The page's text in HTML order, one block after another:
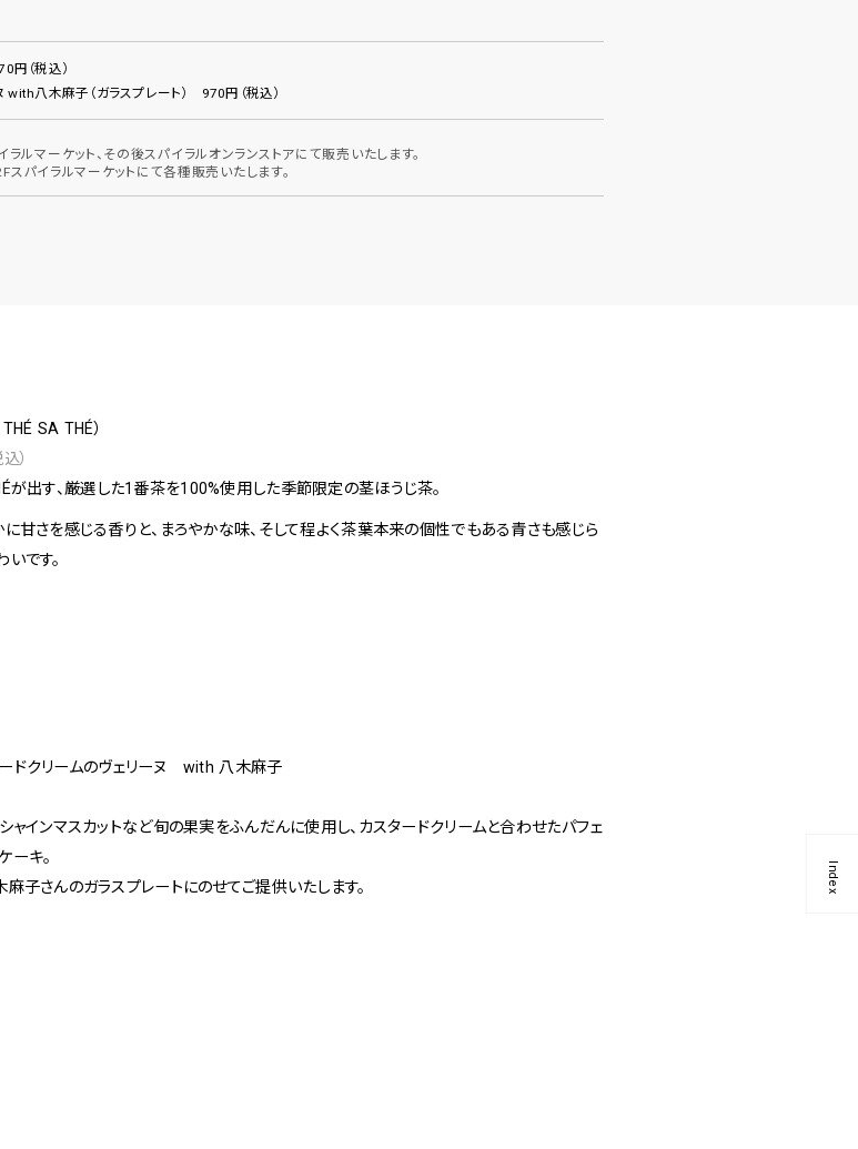
Index
（税込）
八木麻子（ガラスプレート） 970円（税込）
ルマーケット、その後スパイラルオンランストアにて販売いたします。
パイラルマーケットにて各種販売いたします。
SA THÉ）
）
が出す、厳選した1番茶を100%使用した季節限定の茎ほうじ茶。
に甘さを感じる香りと、まろやかな味、そして程よく茶葉本来の個性でもある青さも感じら
です。
ドクリームのヴェリーヌ with 八木麻子
シャインマスカットなど旬の果実をふんだんに使用し、カスタードクリームと合わせたパフェ
ーキ。
麻子さんのガラスプレートにのせてご提供いたします。